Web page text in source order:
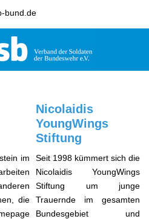
bund.de
Nicolaidis
YoungWings
Stiftung
im
die
Seit 1998 kümmert sich die
Nicolaidis YoungWings
Stiftung um junge
Trauernde im gesamten
Bundesgebiet und